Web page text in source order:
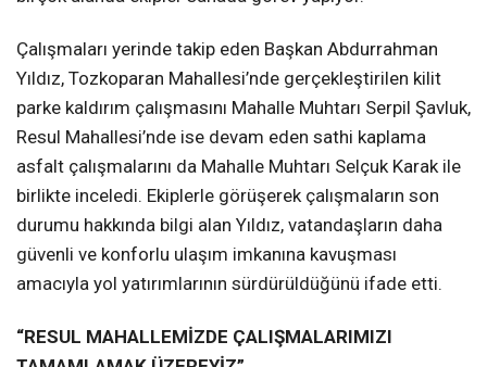
Çalışmaları yerinde takip eden Başkan Abdurrahman
Yıldız, Tozkoparan Mahallesi’nde gerçekleştirilen kilit
parke kaldırım çalışmasını Mahalle Muhtarı Serpil Şavluk,
Resul Mahallesi’nde ise devam eden sathi kaplama
asfalt çalışmalarını da Mahalle Muhtarı Selçuk Karak ile
birlikte inceledi. Ekiplerle görüşerek çalışmaların son
durumu hakkında bilgi alan Yıldız, vatandaşların daha
güvenli ve konforlu ulaşım imkanına kavuşması
amacıyla yol yatırımlarının sürdürüldüğünü ifade etti.
“RESUL MAHALLEMİZDE ÇALIŞMALARIMIZI